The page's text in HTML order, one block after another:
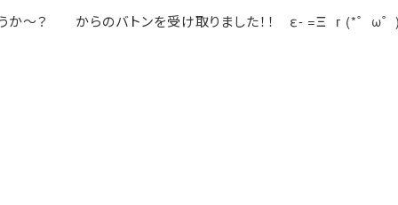
うか～？ からのバトンを受け取りました！！ ε- =Ξ г (*゜ω゜